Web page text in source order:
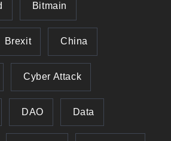
Bitmain
Brexit China
Cyber Attack
DAO Data